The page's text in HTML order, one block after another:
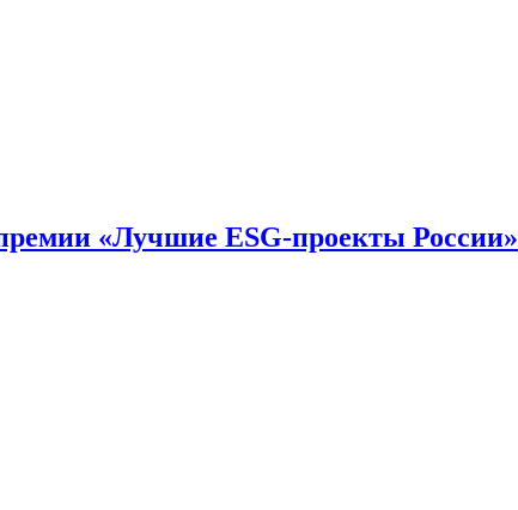
«Лучшие ESG-проекты России»